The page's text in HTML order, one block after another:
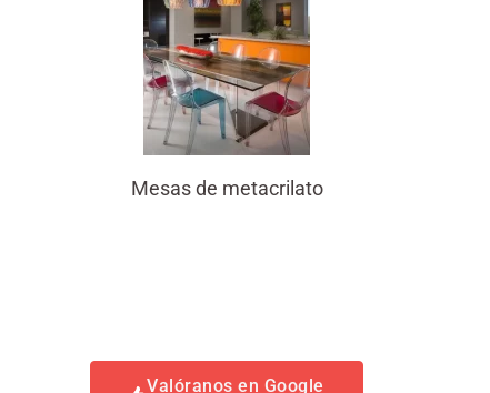
Mesas de metacrilato
Valóranos en Google